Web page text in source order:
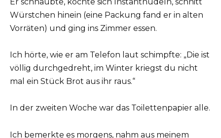
Würstchen hinein (eine Packung fand er in alten
Vorräten) und ging ins Zimmer essen.
Ich hörte, wie er am Telefon laut schimpfte: „Die ist
völlig durchgedreht, im Winter kriegst du nicht
mal ein Stück Brot aus ihr raus.“
In der zweiten Woche war das Toilettenpapier alle.
Ich bemerkte es morgens, nahm aus meinem